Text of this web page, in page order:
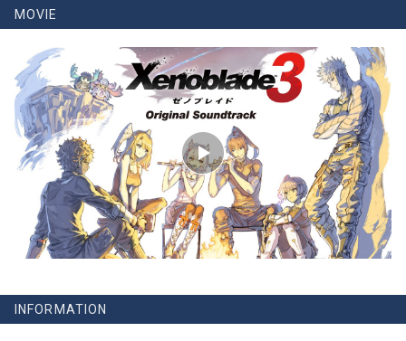
MOVIE
INFORMATION